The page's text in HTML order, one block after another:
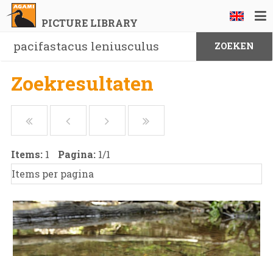
PICTURE LIBRARY
Zoekresultaten
Items: 1 Pagina: 1/1